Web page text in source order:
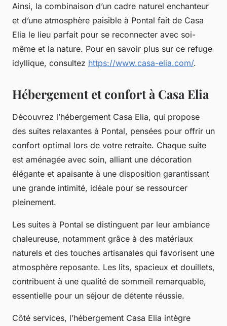
Ainsi, la combinaison d’un cadre naturel enchanteur
et d’une atmosphère paisible à Pontal fait de Casa
Elia le lieu parfait pour se reconnecter avec soi-
même et la nature. Pour en savoir plus sur ce refuge
idyllique, consultez https://www.casa-elia.com/.
Hébergement et confort à Casa Elia
Découvrez l’hébergement Casa Elia, qui propose
des suites relaxantes à Pontal, pensées pour offrir un
confort optimal lors de votre retraite. Chaque suite
est aménagée avec soin, alliant une décoration
élégante et apaisante à une disposition garantissant
une grande intimité, idéale pour se ressourcer
pleinement.
Les suites à Pontal se distinguent par leur ambiance
chaleureuse, notamment grâce à des matériaux
naturels et des touches artisanales qui favorisent une
atmosphère reposante. Les lits, spacieux et douillets,
contribuent à une qualité de sommeil remarquable,
essentielle pour un séjour de détente réussie.
Côté services, l’hébergement Casa Elia intègre